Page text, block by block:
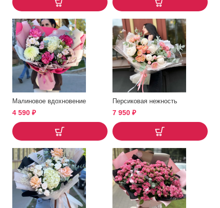
Малиновое вдохновение
4 590 ₽
Персиковая нежность
7 950 ₽